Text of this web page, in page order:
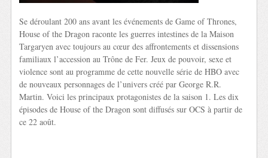
Se déroulant 200 ans avant les événements de Game of Thrones,
House of the Dragon raconte les guerres intestines de la Maison
Targaryen avec toujours au cœur des affrontements et dissensions
familiaux l’accession au Trône de Fer. Jeux de pouvoir, sexe et
violence sont au programme de cette nouvelle série de HBO avec
de nouveaux personnages de l’univers créé par George R.R.
Martin. Voici les principaux protagonistes de la saison 1. Les dix
épisodes de House of the Dragon sont diffusés sur OCS à partir de
ce 22 août.